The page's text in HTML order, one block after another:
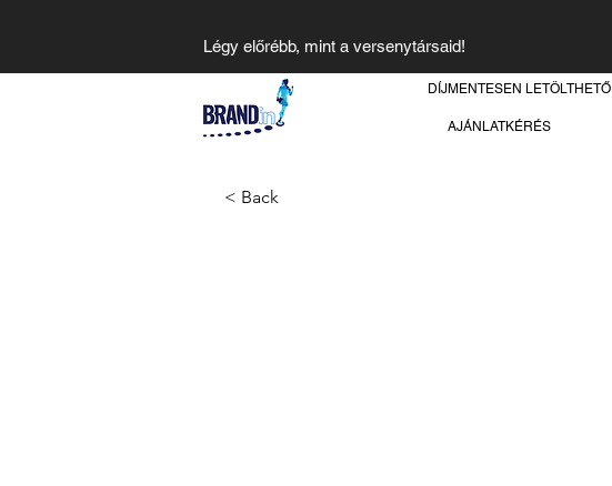
Légy előrébb, mint a versenytársaid!
DÍJMENTESEN LETÖLTHETŐ
AJÁNLATKÉRÉS
< Back